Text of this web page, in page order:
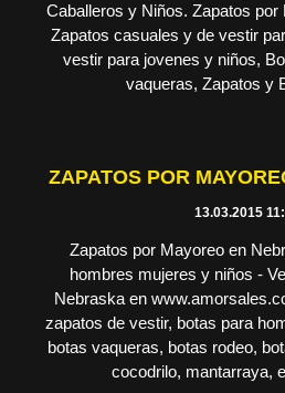
Caballeros y Niños. Zapatos
Zapatos casuales y de vestir
vestir para jovenes y niños,
vaqueras, Zapatos y
ZAPATOS POR
13.03.2015
Zapatos por Mayoreo en
hombres mujeres y niños -
Nebraska en
zapatos de vestir, botas para
botas vaqueras, botas rodeo,
cocodrilo, mantarraya,